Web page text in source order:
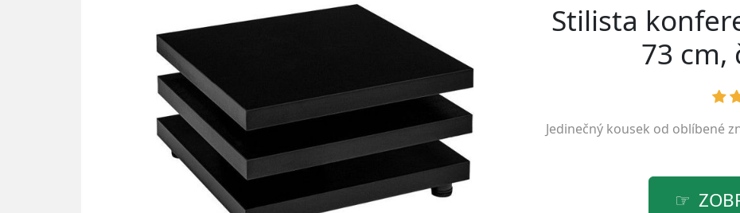
Stilista
73 cm,
Jedinečný kousek od oblíbené